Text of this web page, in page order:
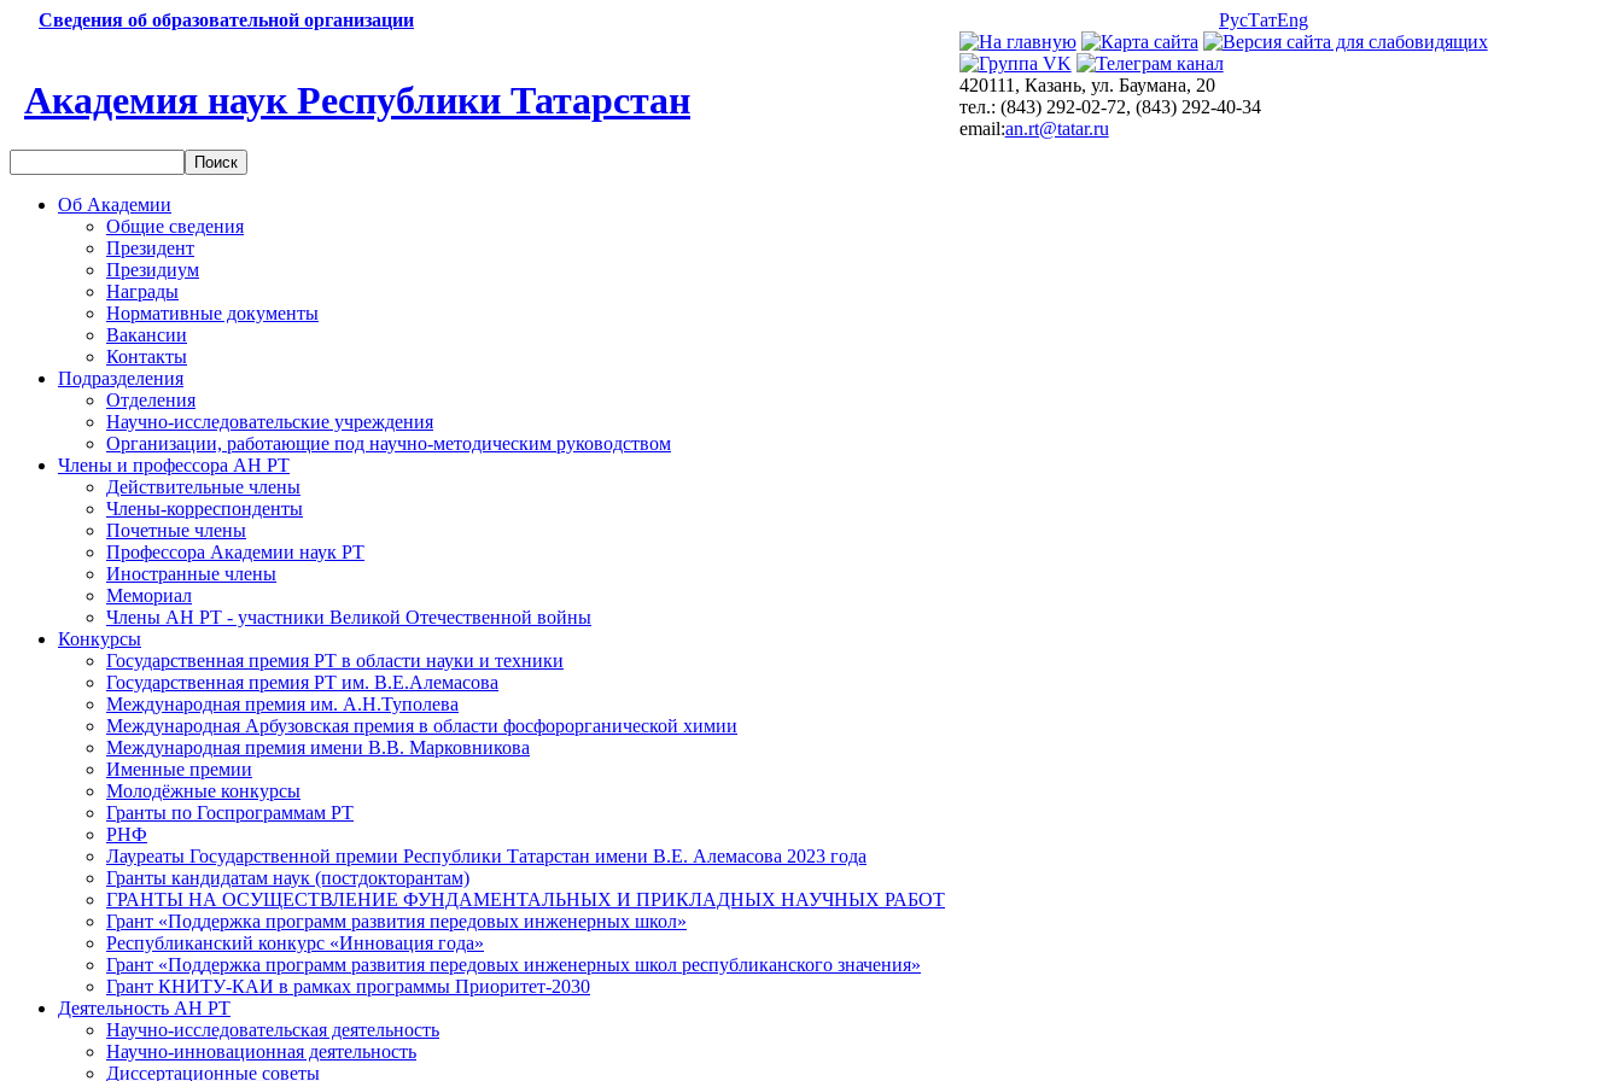
Сведения об образовательной организации РусТатEng
Академия наук Республики Татарстан
420111, Казань, ул. Баумана, 20
тел.: (843) 292-02-72, (843) 292-40-34
email:an.rt@tatar.ru
Об Академии
Общие сведения
Президент
Президиум
Награды
Нормативные документы
Вакансии
Контакты
Подразделения
Отделения
Научно-исследовательские учреждения
Организации, работающие под научно-методическим руководством
Члены и профессора АН РТ
Действительные члены
Члены-корреспонденты
Почетные члены
Профессора Академии наук РТ
Иностранные члены
Мемориал
Члены АН РТ - участники Великой Отечественной войны
Конкурсы
Государственная премия РТ в области науки и техники
Государственная премия РТ им. В.Е.Алемасова
Международная премия им. А.Н.Туполева
Международная Арбузовская премия в области фосфорорганической химии
Международная премия имени В.В. Марковникова
Именные премии
Молодёжные конкурсы
Гранты по Госпрограммам РТ
РНФ
Лауреаты Государственной премии Республики Татарстан имени В.Е. Алемасова 2023 года
Гранты кандидатам наук (постдокторантам)
ГРАНТЫ НА ОСУЩЕСТВЛЕНИЕ ФУНДАМЕНТАЛЬНЫХ И ПРИКЛАДНЫХ НАУЧНЫХ РАБОТ
Грант «Поддержка программ развития передовых инженерных школ»
Республиканский конкурс «Инновация года»
Грант «Поддержка программ развития передовых инженерных школ республиканского значения»
Грант КНИТУ-КАИ в рамках программы Приоритет-2030
Деятельность АН РТ
Научно-исследовательская деятельность
Научно-инновационная деятельность
Диссертационные советы